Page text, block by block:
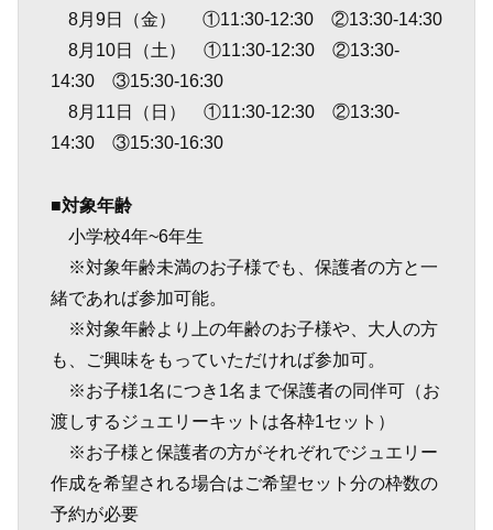
8月9日（金） ①11:30-12:30 ②13:30-14:30
8月10日（土） ①11:30-12:30 ②13:30-
14:30 ③15:30-16:30
8月11日（日） ①11:30-12:30 ②13:30-
14:30 ③15:30-16:30
■対象年齢
小学校4年~6年生
※対象年齢未満のお子様でも、保護者の方と一
緒であれば参加可能。
※対象年齢より上の年齢のお子様や、大人の方
も、ご興味をもっていただければ参加可。
※お子様1名につき1名まで保護者の同伴可（お
渡しするジュエリーキットは各枠1セット）
※お子様と保護者の方がそれぞれでジュエリー
作成を希望される場合はご希望セット分の枠数の
予約が必要